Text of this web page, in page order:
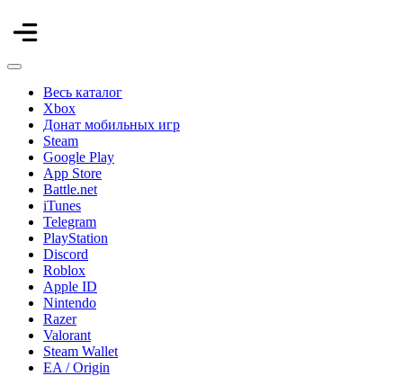
Весь каталог
Xbox
Донат мобильных игр
Steam
Google Play
App Store
Battle.net
iTunes
Telegram
PlayStation
Discord
Roblox
Apple ID
Nintendo
Razer
Valorant
Steam Wallet
EA / Origin